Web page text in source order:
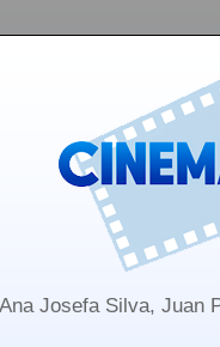
Josefa Silva, Juan